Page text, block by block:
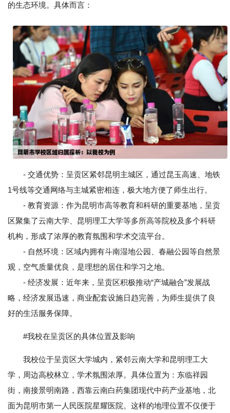
的生态环境。具体而言：
- 交通优势：呈贡区紧邻昆明主城区，通过昆玉高速、地铁
1号线等交通网络与主城紧密相连，极大地方便了师生出行。
- 教育资源：作为昆明市高等教育和科研的重要基地，呈贡
区聚集了云南大学、昆明理工大学等多所高等院校及多个科研
机构，形成了浓厚的教育氛围和学术交流平台。
- 自然环境：区域内拥有斗南湿地公园、春融公园等自然景
观，空气质量优良，是理想的居住和学习之地。
- 经济发展：近年来，呈贡区积极推动“产城融合”发展战
略，经济发展迅速，商业配套设施日趋完善，为师生提供了良
好的生活服务保障。
#我校在呈贡区的具体位置及影响
我校位于呈贡区大学城内，紧邻云南大学和昆明理工大
学，周边高校林立，学术氛围浓厚。具体位置为：东临祥园
街，南接景明南路，西靠云南白药集团现代中药产业基地，北
面为昆明市第一人民医院星耀医院。这样的地理位置不仅便于